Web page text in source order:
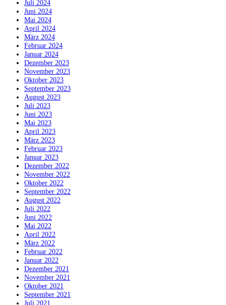
Juli 2024
Juni 2024
Mai 2024
April 2024
März 2024
Februar 2024
Januar 2024
Dezember 2023
November 2023
Oktober 2023
September 2023
August 2023
Juli 2023
Juni 2023
Mai 2023
April 2023
März 2023
Februar 2023
Januar 2023
Dezember 2022
November 2022
Oktober 2022
September 2022
August 2022
Juli 2022
Juni 2022
Mai 2022
April 2022
März 2022
Februar 2022
Januar 2022
Dezember 2021
November 2021
Oktober 2021
September 2021
Juli 2021